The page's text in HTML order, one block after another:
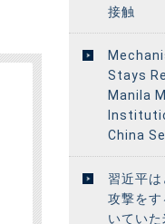
接触
Stays
Manila
China
習近平
攻撃を
いてい